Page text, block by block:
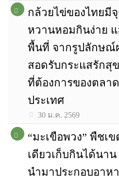
กล้วยไข่ของไทยมี
หวานหอมกินง่าย
พื้นที่ จากรูปลักษณ์
สอดรับกระแสรักสุ
ที่ต้องการของตลา
ประเทศ
30 ม.ค. 2569
“มะเขือพวง” พืชเ
เดียวเก็บกินได้นา
นำมาประกอบอาห